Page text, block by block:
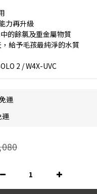
力再升級
的餘氯及重金屬物質
給予毛孩最純淨的水質
2 / W4X-UVC
運
運